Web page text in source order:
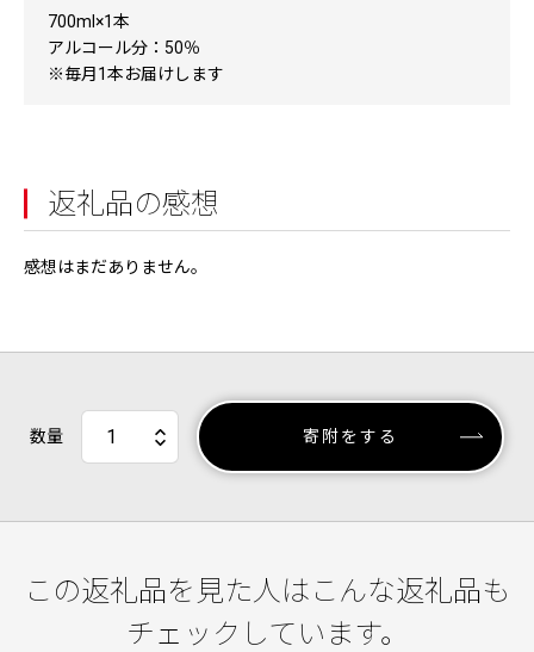
700ml×1本
アルコール分：50％
※毎月1本お届けします
返礼品の感想
感想はまだありません。
数量 寄附をする
この返礼品を見た人はこんな返礼品も
チェックしています。